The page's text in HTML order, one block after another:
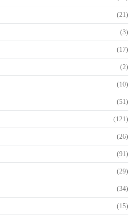
(21)
(3)
(17)
(2)
(10)
(51)
(121)
(26)
(91)
(29)
(34)
(15)